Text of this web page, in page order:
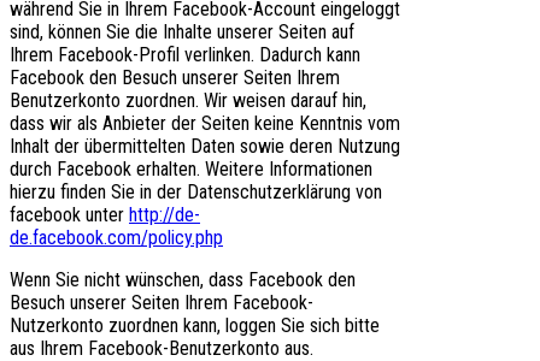
während Sie in Ihrem Facebook-Account eingeloggt
sind, können Sie die Inhalte unserer Seiten auf
Ihrem Facebook-Profil verlinken. Dadurch kann
Facebook den Besuch unserer Seiten Ihrem
Benutzerkonto zuordnen. Wir weisen darauf hin,
dass wir als Anbieter der Seiten keine Kenntnis vom
Inhalt der übermittelten Daten sowie deren Nutzung
durch Facebook erhalten. Weitere Informationen
hierzu finden Sie in der Datenschutzerklärung von
facebook unter http://de-
de.facebook.com/policy.php
Wenn Sie nicht wünschen, dass Facebook den
Besuch unserer Seiten Ihrem Facebook-
Nutzerkonto zuordnen kann, loggen Sie sich bitte
aus Ihrem Facebook-Benutzerkonto aus.